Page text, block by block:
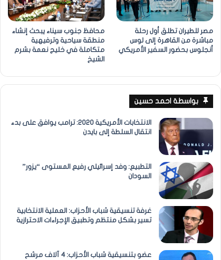
مصر للطيران تطلق أول رحلة
مباشرة من القاهرة إلى لوس
أنجلوس بحضور السفير الأمريكي
محافظ جنوب سيناء يبحث إنشاء
منطقة سياحية وترفيهية
متكاملة في خليج نعمة بشرم
الشيخ
بواسطة احمد حسين
الانتخابات الأمريكية 2020: ترامب يوافق على بدء
انتقال السلطة إلى بايدن
التطبيع: وفد إسرائيلي رفيع المستوى “يزور”
السودان
غرفة تنسيقية شباب الأحزاب: العملية الانتخابية
تسير بشكل منتظم وتطبيق الإجراءات الاحترازية
عضو بتنسيقية شباب الأحزاب: 4 آلاف مرشح